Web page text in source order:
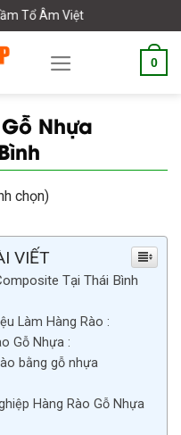
0
Nhựa
chọn)
VIẾT
Tại Thái Bình
Làm Hàng Rào :
Gỗ Nhựa :
bằng gỗ nhựa
Hàng Rào Gỗ Nhựa